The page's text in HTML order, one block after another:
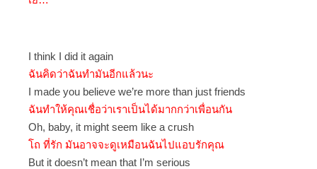
I think I did it again
ฉันคิดว่าฉันทำมันอีกแล้วนะ
I made you believe we’re more than just friends
ฉันทำให้คุณเชื่อว่าเราเป็นได้มากกว่าเพื่อนกัน
Oh, baby, it might seem like a crush
โถ ที่รัก มันอาจจะดูเหมือนฉันไปแอบรักคุณ
But it doesn’t mean that I’m serious